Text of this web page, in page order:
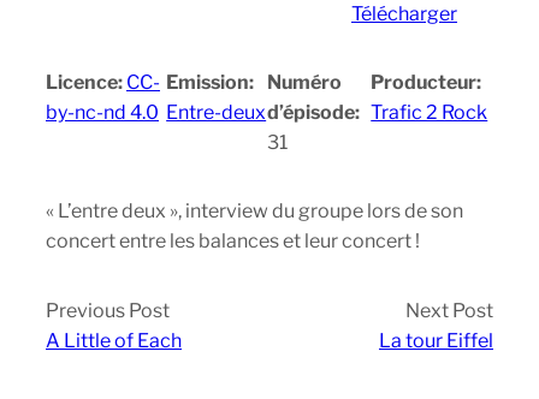
Télécharger
Licence: CC-
by-nc-nd 4.0
Emission:
Entre-deux
Numéro
d’épisode:
31
Producteur:
Trafic 2 Rock
« L’entre deux », interview du groupe lors de son
concert entre les balances et leur concert !
Previous Post
A Little of Each
Next Post
La tour Eiffel